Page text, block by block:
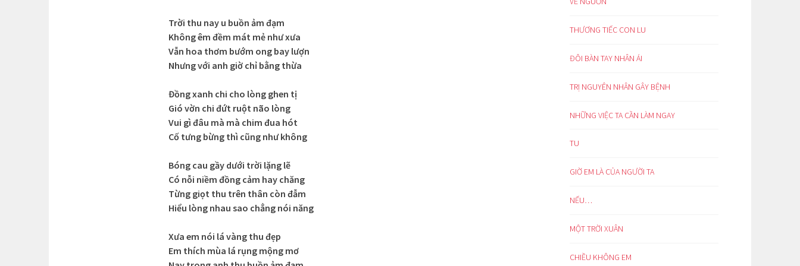
Trời thu nay u buồn ảm đạm
Không êm đềm mát mẻ như xưa
Vẫn hoa thơm bướm ong bay lượn
Nhưng với anh giờ chỉ bằng thừa
Đồng xanh chi cho lòng ghen tị
Gió vờn chi đứt ruột não lòng
Vui gì đâu mà mà chim đua hót
Cố tưng bừng thì cũng như không
Bóng cau gầy dưới trời lặng lẽ
Có nỗi niềm đồng cảm hay chăng
Từng giọt thu trên thân còn đẫm
Hiểu lòng nhau sao chẳng nói năng
Xưa em nói lá vàng thu đẹp
Em thích mùa lá rụng mộng mơ
THƯƠNG TIẾC CON LU
ĐÔI BÀN TAY NHÂN ÁI
TRỊ NGUYÊN NHÂN GÂY BỆNH
NHỮNG VIỆC TA CẦN LÀM NGAY
TU
GIỜ EM LÀ CỦA NGƯỜI TA
NẾU…
MỘT TRỜI XUÂN
CHIỀU KHÔNG EM